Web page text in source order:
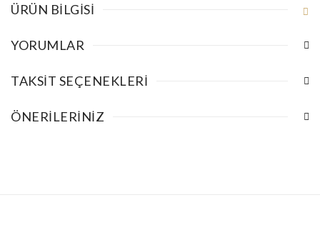
ÜRÜN BILGISI
YORUMLAR
TAKSIT SEÇENEKLERI
ÖNERILERINIZ